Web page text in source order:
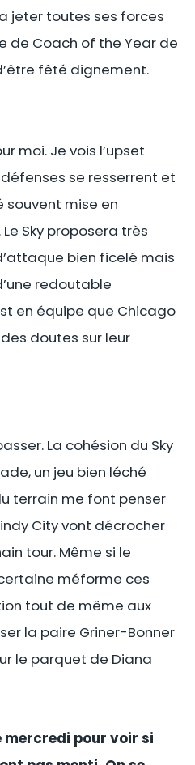
jeter toutes ses forces
de Coach of the Year de
fêté dignement.
moi. Je vois l’upset
se resserrent et
mise en
Sky proposera très
bien ficelé mais
redoutable
en équipe que Chicago
doutes sur leur
La cohésion du Sky
un jeu bien léché
terrain me font penser
City vont décrocher
tour. Même si le
méforme ces
tout de même aux
la paire Griner-Bonner
le parquet de Diana
mercredi pour voir si